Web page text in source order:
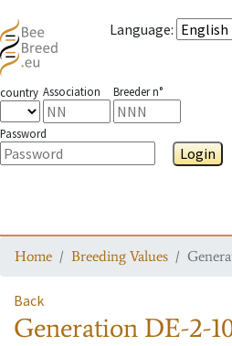
Language:
country Association Breeder n°
Password
Login
Home Breeding Values
Back
Generation DE-2-